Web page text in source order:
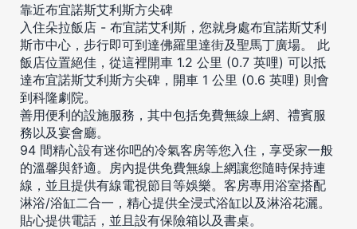
靠近布宜諾斯艾利斯方尖碑
入住朵拉飯店 - 布宜諾艾利斯，您就身處布宜諾斯艾利
斯市中心，步行即可到達佛羅里達街及聖馬丁廣場。 此
飯店位置絕佳，從這裡開車 1.2 公里 (0.7 英哩) 可以抵
達布宜諾斯艾利斯方尖碑，開車 1 公里 (0.6 英哩) 則會
到科隆劇院。
善用便利的設施服務，其中包括免費無線上網、禮賓服
務以及宴會廳。
94 間精心設有迷你吧的冷氣客房等您入住，享受家一般
的溫馨與舒適。房內提供免費無線上網讓您隨時保持連
線，並且提供有線電視節目等娛樂。客房專用浴室搭配
淋浴/浴缸二合一，精心提供全浸式浴缸以及淋浴花灑。
貼心提供電話，並且設有保險箱以及書桌。